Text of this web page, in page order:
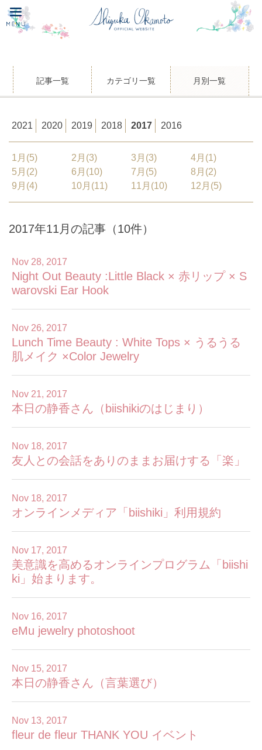
記事一覧 カテゴリ一覧 月別一覧
2021 2020 2019 2018 2017 2016
1月(5) 2月(3) 3月(3)
4月(1)
5月(2)
6月(10) 7月(5)
8月(2)
9月(4)
10月(11) 11月(10) 12月(5)
2017年11月の記事（10件）
Nov 28, 2017
Night Out Beauty :Little Black × 赤リップ × S
warovski Ear Hook
Nov 26, 2017
Lunch Time Beauty : White Tops × うるうる
肌メイク ×Color Jewelry
Nov 21, 2017
本日の静香さん（biishikiのはじまり）
Nov 18, 2017
友人との会話をありのままお届けする「楽」
Nov 18, 2017
オンラインメディア「biishiki」利用規約
Nov 17, 2017
美意識を高めるオンラインプログラム「biishi
ki」始まります。
Nov 16, 2017
eMu jewelry photoshoot
Nov 15, 2017
本日の静香さん（言葉選び）
Nov 13, 2017
fleur de fleur THANK YOU イベント